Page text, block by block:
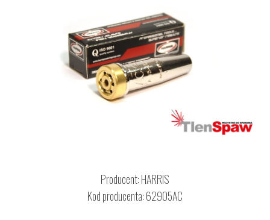
Producent:HARRIS
Kod producenta: 62905AC